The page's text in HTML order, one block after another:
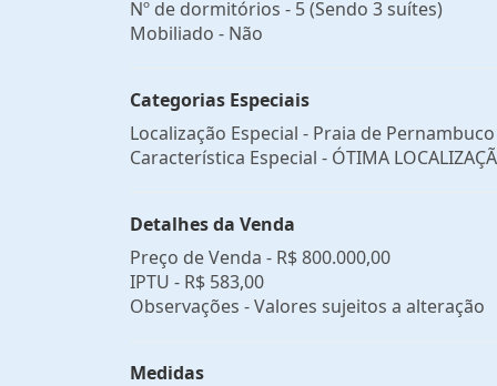
Nº de dormitórios - 5 (Sendo 3 suítes)
Mobiliado - Não
Categorias Especiais
Localização Especial - Praia de Pernambuco
Característica Especial - ÓTIMA
Detalhes da Venda
Preço de Venda - R$ 800.000,00
IPTU - R$ 583,00
Observações - Valores sujeitos a alteração
Medidas